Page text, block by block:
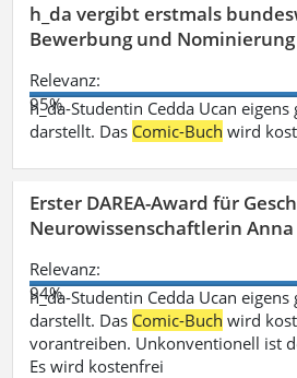
h_da vergibt erstmals
Bewerbung und
Relevanz:
95%
h_da-Studentin Cedda Ucan eigens
darstellt. Das Comic-Buch wird
Erster DAREA-Award für
Neurowissenschaftlerin
Relevanz:
94%
h_da-Studentin Cedda Ucan eigens
darstellt. Das Comic-Buch wird
vorantreiben. Unkonventionell ist
Es wird kostenfrei